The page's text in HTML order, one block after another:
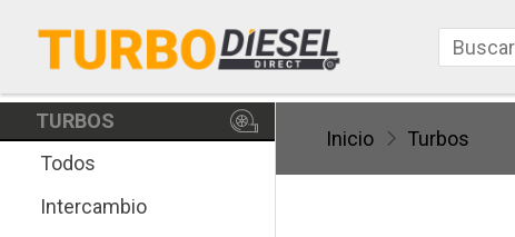
TURBOS
Todos
Intercambio
Inicio Turbos